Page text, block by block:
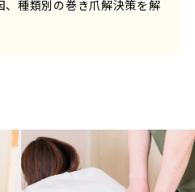
、種類別の巻き爪解決策を解